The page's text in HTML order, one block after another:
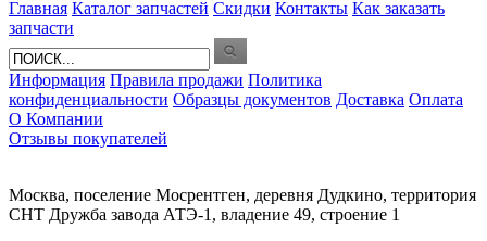
Главная Каталог запчастей Скидки Контакты Как заказать
запчасти
Информация Правила продажи Политика
конфиденциальности Образцы документов Доставка Оплата
О Компании
Отзывы покупателей
Москва, поселение Мосрентген, деревня Дудкино, территория
СНТ Дружба завода АТЭ-1, владение 49, строение 1